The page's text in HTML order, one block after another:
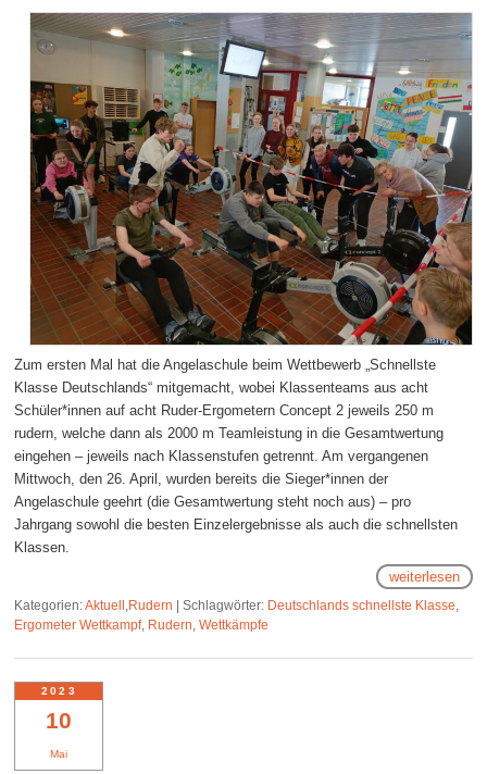
Zum ersten Mal hat die Angelaschule beim Wettbewerb „Schnellste
Klasse Deutschlands“ mitgemacht, wobei Klassenteams aus acht
Schüler*innen auf acht Ruder-Ergometern Concept 2 jeweils 250 m
rudern, welche dann als 2000 m Teamleistung in die Gesamtwertung
eingehen – jeweils nach Klassenstufen getrennt. Am vergangenen
Mittwoch, den 26. April, wurden bereits die Sieger*innen der
Angelaschule geehrt (die Gesamtwertung steht noch aus) – pro
Jahrgang sowohl die besten Einzelergebnisse als auch die schnellsten
Klassen.
weiterlesen
Kategorien:Aktuell Rudern |Schlagwörter: Deutschlands schnellste Klasse
Ergometer Wettkampf, Rudern ,Wettkämpfe
10
Mai
2023